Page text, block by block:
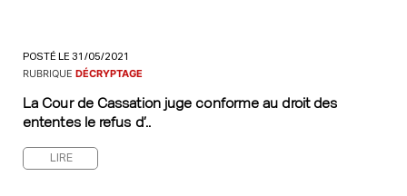
POSTÉ LE 31/05/2021
RUBRIQUE DÉCRYPTAGE
La Cour de Cassation juge conforme au droit des
ententes le refus d’..
LIRE